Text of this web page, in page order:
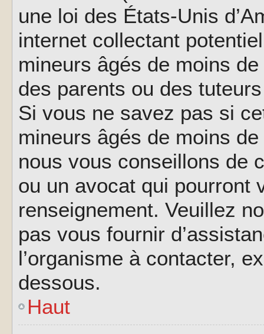
une loi des États-Unis
internet collectant
mineurs âgés de moins
des parents ou des
Si vous ne savez pas si
mineurs âgés de moins
nous vous conseillons de
ou un avocat qui pourront
renseignement. Veuillez
pas vous fournir
l’organisme à contacter,
dessous.
Haut